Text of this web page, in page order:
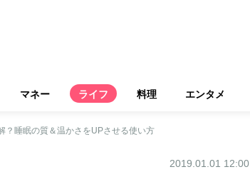
マネー ライフ 料理 エンタメ
？睡眠の質＆温かさをUPさせる使い方
2019.01.01 12:00